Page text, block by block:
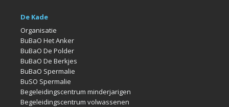
De Kade
Organisatie
BuBaO Het Anker
BuBaO De Polder
BuBaO De Berkjes
BuBaO Spermalie
BuSO Spermalie
Begeleidingscentrum minderjarigen
Begeleidingscentrum volwassenen